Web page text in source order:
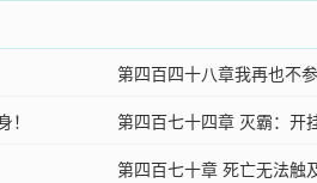
第四百四十八章我再也不
第四百七十四章 灭霸：开
释！
第四百七十章 死亡无法触